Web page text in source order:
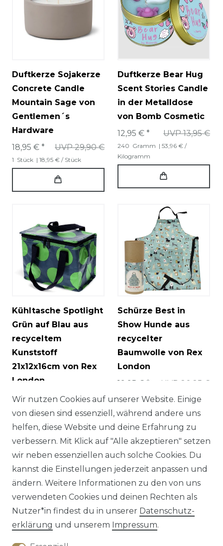
Duftkerze Sojakerze
Concrete Candle
Mountain Sage von
Gentlemen´s
Hardware
UVP 29,90 €
18,95 € *
1 Stück | 18,95 € / Stück
Duftkerze Bear Hug
Scent Stories Candle
in der Metalldose
von Bomb Cosmetic
UVP 13,95 €
12,95 € *
240 Gramm | 53,96 € /
Kilogramm
Kühltasche Spotlight
Grün auf Blau aus
recyceltem
Kunststoff
21x12x16cm von Rex
London
6,75 € *
Schürze Best in
Show Hunde aus
recycelter
Baumwolle von Rex
London
UVP 20,25 €
19,95 € *
Wir nutzen Cookies auf unserer Website. Einige
von diesen sind essenziell, während andere uns
helfen, diese Website und deine Erfahrung zu
verbessern. Mit Klick auf "Alle akzeptieren" setzen
wir neben essenziellen auch solche Cookies. Du
kannst die Einstellungen jederzeit anpassen und
ändern. Weitere Informationen zu den von uns
verwendeten Cookies und deinen Rechten als
Nutzer*in findest du in unserer Daten­schutz­
erklärung und unserem Impressum.